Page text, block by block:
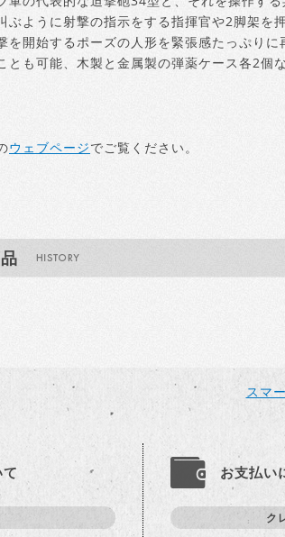
ぶように射撃の指示をする指揮官や2脚架を
を開始するポーズの人形を緊張感たっぷりに
とも可能、木製と金属製の弾薬ケース各2個
ウェブページでご覧ください。
スマ
お支払い
ク